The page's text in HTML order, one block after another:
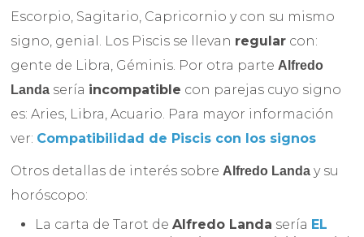
Escorpio, Sagitario, Capricornio y con su mismo
signo, genial. Los Piscis se llevan regular con:
gente de Libra, Géminis. Por otra parteAlfredo
Landa sería incompatible con parejas cuyo signo
es: Aries, Libra, Acuario. Para mayor información
ver: Compatibilidad de Piscis con los signos
Otros detallas de interés sobreAlfredo Landa y su
horóscopo:
La carta de Tarot deAlfredo Landa sería EL